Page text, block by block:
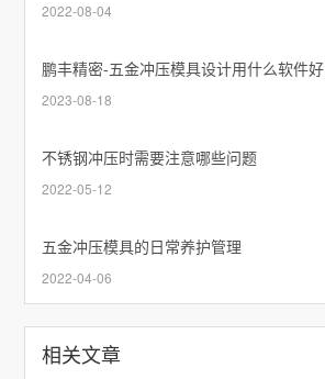
2022-08-04
鹏丰精密-五金冲压模具设计用什么软件好
2023-08-18
不锈钢冲压时需要注意哪些问题
2022-05-12
五金冲压模具的日常养护管理
2022-04-06
相关文章